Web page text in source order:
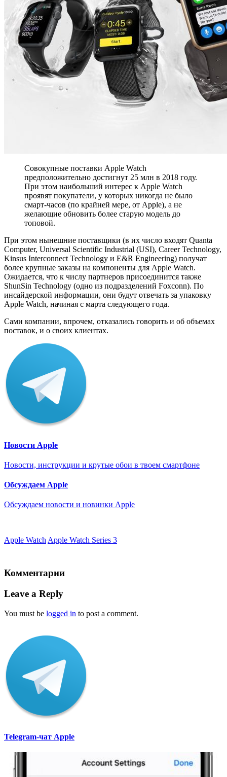
Совокупные поставки Apple Watch
предположительно достигнут 25 млн в 2018 году.
При этом наибольший интерес к Apple Watch
проявят покупатели, у которых никогда не было
смарт-часов (по крайней мере, от Apple), а не
желающие обновить более старую модель до
топовой.
При этом нынешние поставщики (в их число входят Quanta
Computer, Universal Scientific Industrial (USI), Career Technology,
Kinsus Interconnect Technology и E&R Engineering) получат
более крупные заказы на компоненты для Apple Watch.
Ожидается, что к числу партнеров присоединится также
ShunSin Technology (одно из подразделений Foxconn). По
инсайдерской информации, они будут отвечать за упаковку
Apple Watch, начиная с марта следующего года.
Сами компании, впрочем, отказались говорить и об объемах
поставок, и о своих клиентах.
Новости Apple
Новости, инструкции и крутые обои в твоем смартфоне
Обсуждаем Apple
Обсуждаем новости и новинки Apple
Apple WatchApple Watch Series 3
Комментарии
Leave a Reply
You must be logged in to post a comment.
Telegram-чат Apple